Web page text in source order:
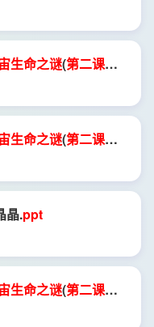
生命之谜(第二课时
生命之谜(第二课时
晶.ppt
生命之谜(第二课时